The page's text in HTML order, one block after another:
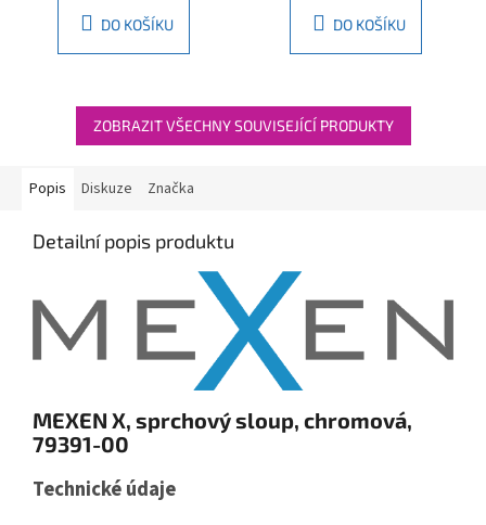
DO KOŠÍKU DO KOŠÍKU
ZOBRAZIT VŠECHNY SOUVISEJÍCÍ PRODUKTY
Popis Diskuze Značka
Detailní popis produktu
MEXEN X, sprchový sloup, chromová,
79391-00
Technické údaje